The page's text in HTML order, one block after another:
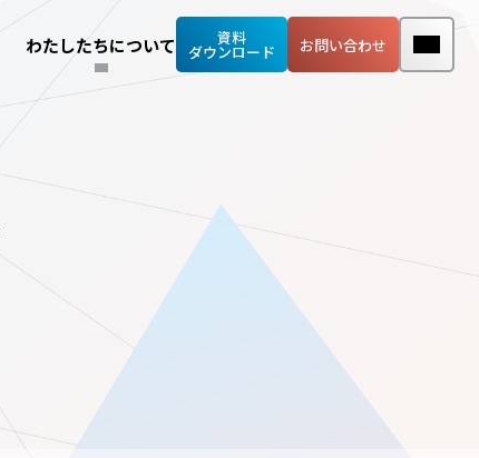
わたしたちについて 資料
ダウンロード お問い合わせ